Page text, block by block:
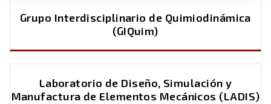
Grupo Interdisciplinario de Quimiodinámica
(GIQuim)
Laboratorio de Diseño, Simulación y
Manufactura de Elementos Mecánicos (LADIS)